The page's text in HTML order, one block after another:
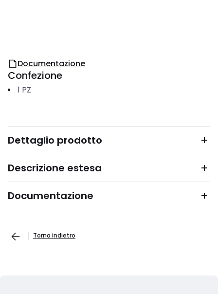
Documentazione
Confezione
1 PZ
Dettaglio prodotto
Descrizione estesa
Documentazione
Torna indietro